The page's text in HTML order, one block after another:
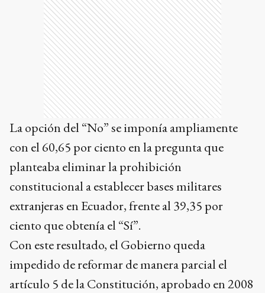
La opción del “No” se imponía ampliamente
con el 60,65 por ciento en la pregunta que
planteaba eliminar la prohibición
constitucional a establecer bases militares
extranjeras en Ecuador, frente al 39,35 por
ciento que obtenía el “Sí”.
Con este resultado, el Gobierno queda
impedido de reformar de manera parcial el
artículo 5 de la Constitución, aprobado en 2008